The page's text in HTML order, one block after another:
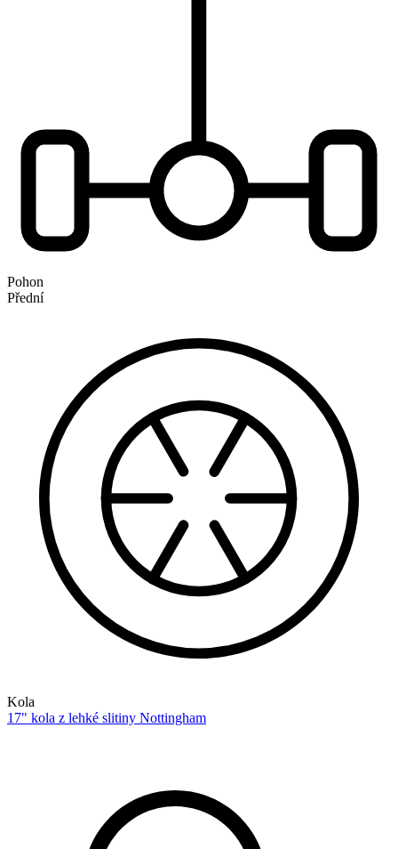
Pohon
Přední
Kola
17" kola z lehké slitiny Nottingham